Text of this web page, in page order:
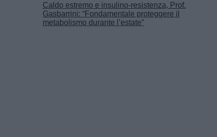
Caldo estremo e insulino-resistenza, Prof.
Gasbarrini: “Fondamentale proteggere il
metabolismo durante l’estate”